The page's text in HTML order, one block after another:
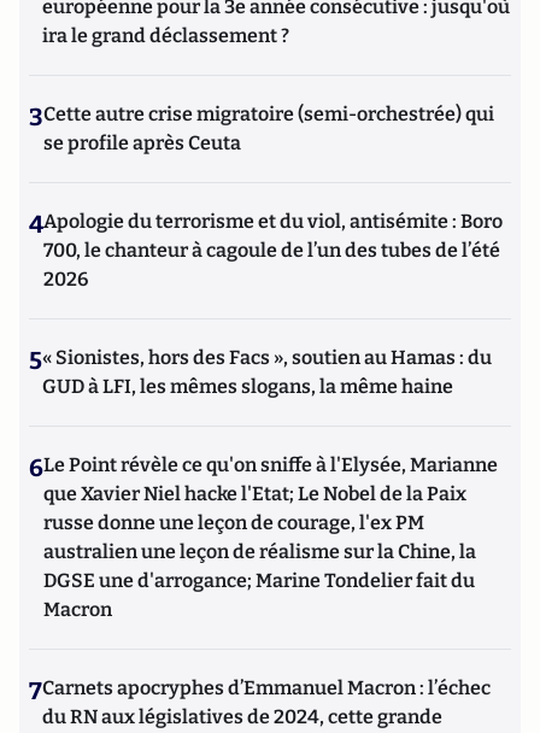
européenne pour la 3e année consécutive : jusqu'où
ira le grand déclassement ?
3Cette autre crise migratoire (semi-orchestrée) qui
se profile après Ceuta
4Apologie du terrorisme et du viol, antisémite : Boro
700, le chanteur à cagoule de l’un des tubes de l’été
2026
5« Sionistes, hors des Facs », soutien au Hamas : du
GUD à LFI, les mêmes slogans, la même haine
6Le Point révèle ce qu'on sniffe à l'Elysée, Marianne
que Xavier Niel hacke l'Etat; Le Nobel de la Paix
russe donne une leçon de courage, l'ex PM
australien une leçon de réalisme sur la Chine, la
DGSE une d'arrogance; Marine Tondelier fait du
Macron
7Carnets apocryphes d’Emmanuel Macron : l’échec
du RN aux législatives de 2024, cette grande